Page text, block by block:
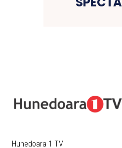
comunitatea ta – doar la
TV!